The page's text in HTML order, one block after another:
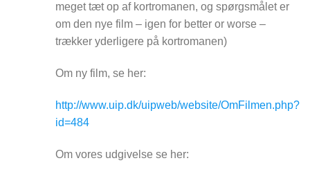
meget tæt op af kortromanen, og spørgsmålet er
om den nye film – igen for better or worse –
trækker yderligere på kortromanen)
Om ny film, se her:
http://www.uip.dk/uipweb/website/OmFilmen.php?
id=484
Om vores udgivelse se her: